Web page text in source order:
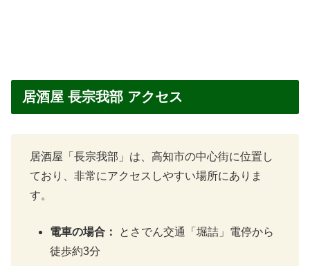
居酒屋 長宗我部 アクセス
居酒屋「長宗我部」は、高知市の中心街に位置し
ており、非常にアクセスしやすい場所にありま
す。
電車の場合：
とさでん交通「堀詰」電停から
徒歩約3分